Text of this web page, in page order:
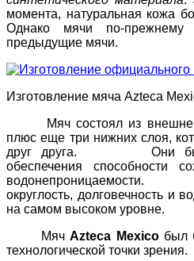
момента, натуральная кожа
Однако мячи по-
предыдущие мячи.
Изготовление мяча Azteca
Мяч состоял из внешнего
плюс еще три нижних слоя,
друг друга. Они были
обеспечения способности
округлость, долговечность и
на самом высоком уровне.
МячAzteca Mexicoбыл
технологической точки зрения.